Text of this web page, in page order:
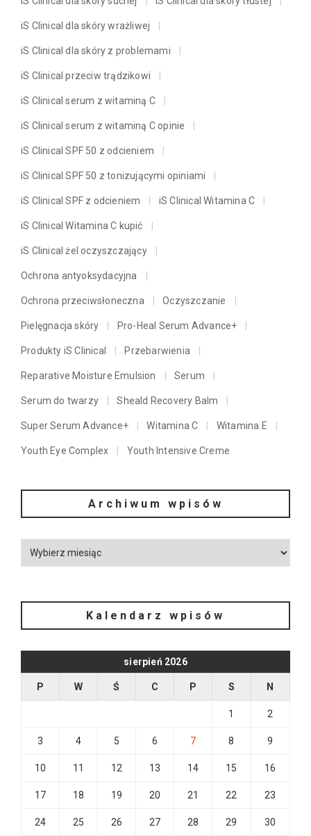
iS Clinical dla skóry wrażliwej
iS Clinical dla skóry z problemami
iS Clinical przeciw trądzikowi
iS Clinical serum z witaminą C
iS Clinical serum z witaminą C opinie
iS Clinical SPF 50 z odcieniem
iS Clinical SPF 50 z tonizującymi opiniami
iS Clinical SPF z odcieniem iS Clinical Witamina C
iS Clinical Witamina C kupić
iS Clinical żel oczyszczający
Ochrona antyoksydacyjna
Ochrona przeciwsłoneczna Oczyszczanie
Pielęgnacja skóry Pro-Heal Serum Advance+
Produkty iS Clinical Przebarwienia
Reparative Moisture Emulsion Serum
Serum do twarzy Sheald Recovery Balm
Super Serum Advance+ Witamina C Witamina E
Youth Eye Complex Youth Intensive Creme
Archiwum wpisów
Kalendarz wpisów
sierpień 2026
P W Ś C P S N
1 2
3 4 5 6 7 8 9
10 11 12 13 14 15 16
17 18 19 20 21 22 23
24 25 26 27 28 29 30